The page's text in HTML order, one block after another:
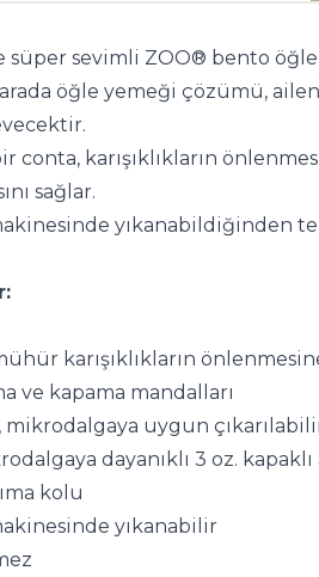
süper sevimli ZOO® bento
öğle yemeği çözümü,
conta, karışıklıkların
sağlar.
yıkanabildiğinden
karışıklıkların
ve kapama mandalları
mikrodalgaya uygun
dayanıklı 3 oz. kapaklı
kolu
yıkanabilir